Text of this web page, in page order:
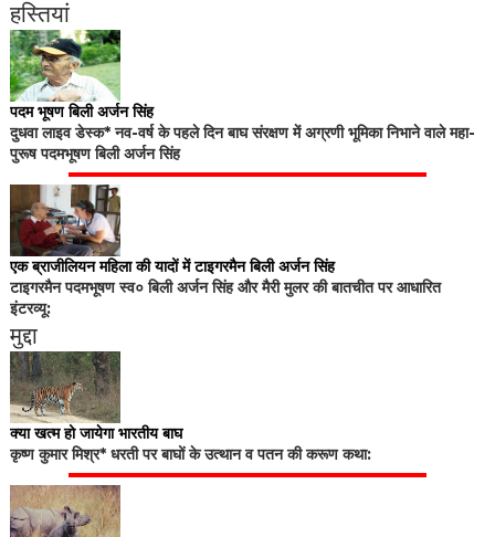
हस्तियां
पदम भूषण बिली अर्जन सिंह
दुधवा लाइव डेस्क* नव-वर्ष के पहले दिन बाघ संरक्षण में अग्रणी भूमिका निभाने वाले महा-
पुरूष पदमभूषण बिली अर्जन सिंह
एक ब्राजीलियन महिला की यादों में टाइगरमैन बिली अर्जन सिंह
टाइगरमैन पदमभूषण स्व० बिली अर्जन सिंह और मैरी मुलर की बातचीत पर आधारित
इंटरव्यू:
मुद्दा
क्या खत्म हो जायेगा भारतीय बाघ
कृष्ण कुमार मिश्र* धरती पर बाघों के उत्थान व पतन की करूण कथा: